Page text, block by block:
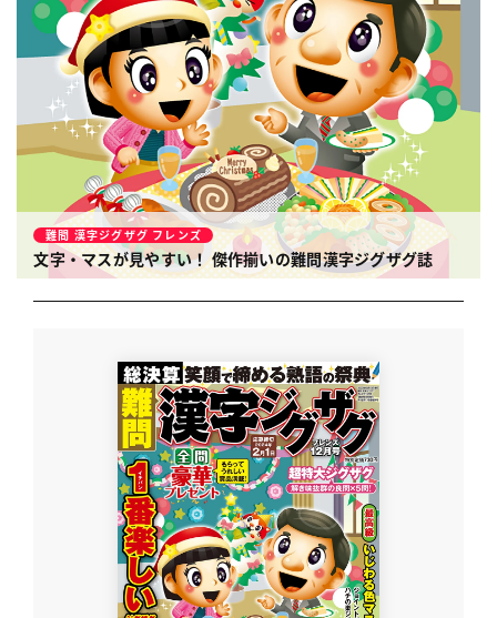
難問 漢字ジグザグ フレンズ
文字・マスが見やすい！ 傑作揃いの難問漢字ジグザグ誌